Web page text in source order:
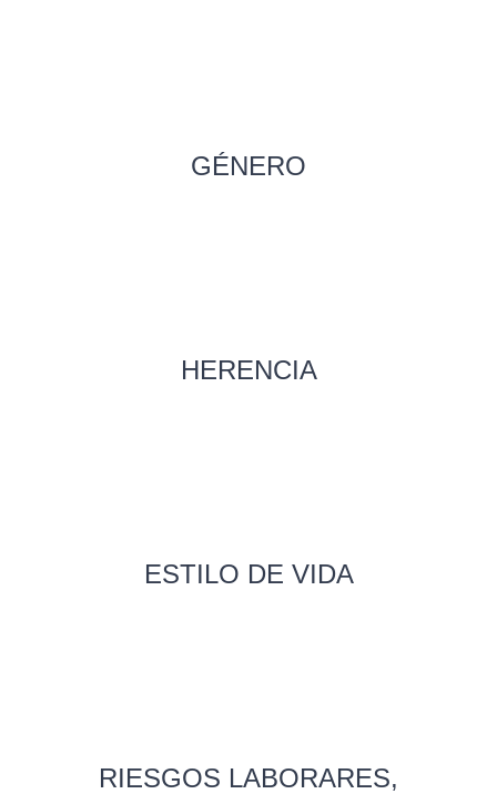
GÉNERO
HERENCIA
ESTILO DE VIDA
RIESGOS LABORARES,